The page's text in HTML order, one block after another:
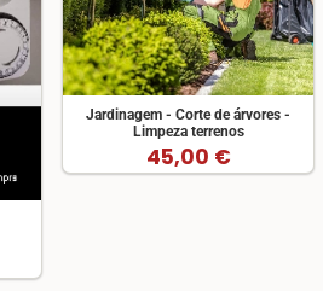
Jardinagem - Corte de árvores -
Limpeza terrenos
45,00 €